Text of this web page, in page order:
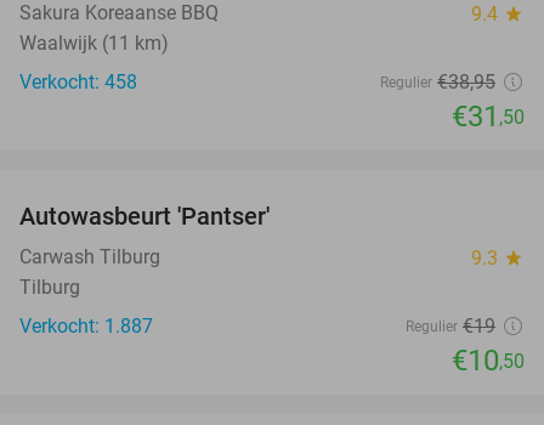
Sakura Koreaanse BBQ 9.4 star
Waalwijk (11 km)
Verkocht: 458
Regulier €38,95
€31 ,50
Autowasbeurt 'Pantser'
Carwash Tilburg 9.3 star
Tilburg
Verkocht: 1.887
Regulier €19
€10,50